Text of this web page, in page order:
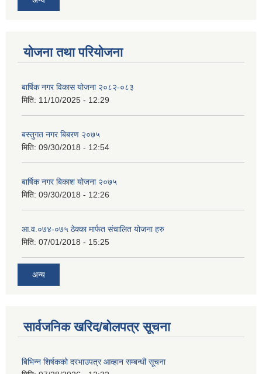
योजना तथा परियोजना
बार्षिक नगर विकास योजना २०८२-०८३
मिति: 11/10/2025 - 12:29
बस्तुगत नगर बिबरण २०७५
मिति: 09/30/2018 - 12:54
बार्षिक नगर बिकाश योजना २०७५
मिति: 09/30/2018 - 12:26
आ.व.०७४-०७५ ठेक्का मार्फत संचालित योजना हरु
मिति: 07/01/2018 - 15:25
अन्य
सार्वजनिक खरिद/बोलपत्र सूचना
बिभिन्‍न शिर्षकको दरभाउपत्र आव्हान सम्बन्धी सूचना